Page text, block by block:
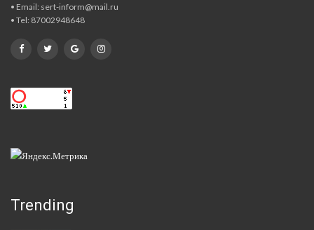
• Email: sert-inform@mail.ru
• Tel: 87002948648
Trending